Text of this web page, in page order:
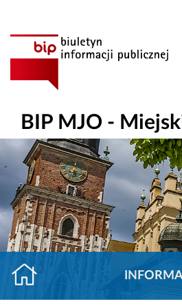
BIP MJO -